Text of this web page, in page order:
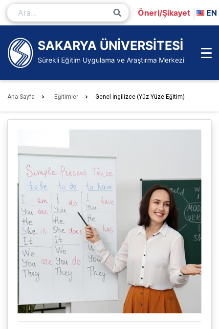
İçeriğe
Git
Sayfa
Öneri/Şikayet EN
SAKARYA ÜNİVERSİTESİ
Sürekli Eğitim Uygulama ve Araştırma Merkezi
Ana Sayfa Eğitimler Genel İngilizce (Yüz Yüze Eğitim)